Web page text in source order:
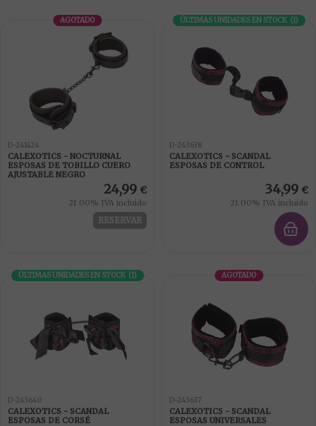
AGOTADO
D-241424
CALEXOTICS - NOCTURNAL
ESPOSAS DE TOBILLO CUERO
AJUSTABLE NEGRO
24,99 €
21.00% IVA incluido
RESERVAR
ÚLTIMAS UNIDADES EN STOCK (1)
D-243638
CALEXOTICS - SCANDAL
ESPOSAS DE CONTROL
34,99 €
21.00% IVA incluido
ÚLTIMAS UNIDADES EN STOCK (1)
D-243640
CALEXOTICS - SCANDAL
ESPOSAS DE CORSÉ
AGOTADO
D-243637
CALEXOTICS - SCANDAL
ESPOSAS UNIVERSALES